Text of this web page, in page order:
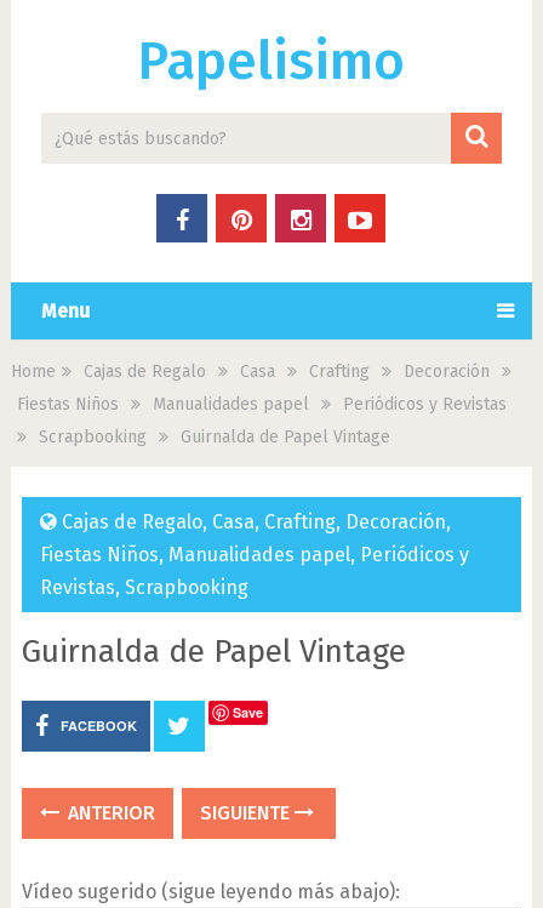
Papelisimo
Menu
Home Cajas de Regalo Casa Crafting
Decoración
Fiestas Niños
Manualidades papel
Periódicos y Revistas
Scrapbooking
Guirnalda de Papel Vintage
Cajas de Regalo, Casa, Crafting, Decoración,
Fiestas Niños, Manualidades papel, Periódicos y
Revistas, Scrapbooking
Guirnalda de Papel Vintage
FACEBOOK
Save
ANTERIOR SIGUIENTE
Vídeo sugerido (sigue leyendo más abajo):